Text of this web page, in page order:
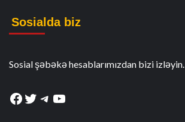
Sosialda biz
Sosial şəbəkə hesablarımızdan bizi izləyin.
Facebook
Twitter
Telegram
YouTube